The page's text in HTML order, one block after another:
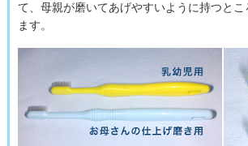
て、母親が磨いてあげやすいように持つとこ
ます。